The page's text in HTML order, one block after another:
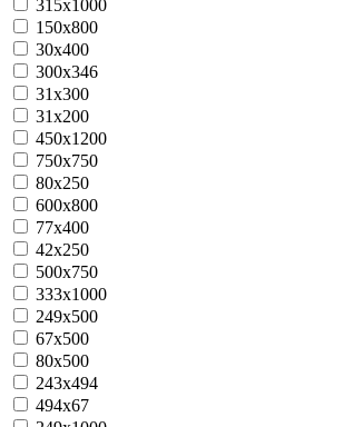
315x1000
150х800
30х400
300x346
31х300
31х200
450x1200
750х750
80х250
600x800
77х400
42х250
500х750
333x1000
249x500
67х500
80х500
243х494
494х67